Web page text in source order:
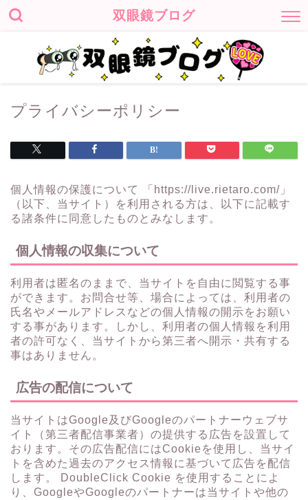
双眼鏡ブログ
プライバシーポリシー
個人情報の保護について 「https://live.rietaro.com/」
（以下、当サイト）を利用される方は、以下に記載す
る諸条件に同意したものとみなします。
個人情報の収集について
利用者は匿名のままで、当サイトを自由に閲覧する事
ができます。お問合せ等、場合によっては、利用者の
氏名やメールアドレスなどの個人情報の開示をお願い
する事があります。しかし、利用者の個人情報を利用
者の許可なく、当サイトから第三者へ開示・共有する
事はありません。
広告の配信について
当サイトはGoogle及びGoogleのパートナーウェブサ
イト（第三者配信事業者）の提供する広告を設置して
おります。その広告配信にはCookieを使用し、当サイ
トを含めた過去のアクセス情報に基づいて広告を配信
します。 DoubleClick Cookie を使用することによ
り、GoogleやGoogleのパートナーは当サイトや他の